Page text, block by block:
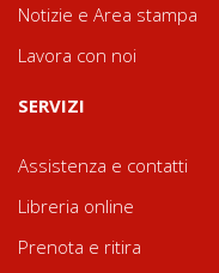
Notizie e Area stampa
Lavora con noi
SERVIZI
Assistenza e contatti
Libreria online
Prenota e ritira